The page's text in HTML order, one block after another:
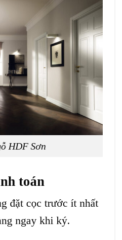
HDF Sơn
toán
đặt cọc trước ít nhất
ngay khi ký.